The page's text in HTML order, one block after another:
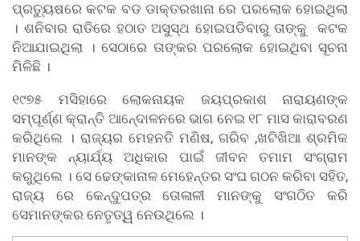
ପ୍ରତ୍ୟୁଷରେ କଟକ ବଡ ଡାକ୍ତରଖାନା ରେ ପରଲୋକ ହୋଇଥିଲା
। ଶନିବାର ରାତିରେ ହଠାତ ଅସୁସ୍ଥ ହୋଇପଡିବାରୁ ତାଙ୍କୁ କଟକ
ନିଆଯାଇଥିଲା । ସେଠାରେ ତାଙ୍କର ପରଲୋକ ହୋଇଥିବା ସୂଚନା
ମିଳିଛି ।
୧୯୭୫ ମସିହାରେ ଲୋକନାୟକ ଜୟପ୍ରକାଶ ନାରାୟଣଙ୍କ
ସମ୍ପୂର୍ଣ୍ଣ କ୍ରାନ୍ତି ଆନେ୍ଦାଳନରେ ଭାଗ ନେଇ ୧୮ ମାସ କାରାବରଣ
କରିଥିଲେ । ରାଜ୍ୟର ମେହନତି ମଣିଷ, ଗରିବ ,ଖଟିଖିଆ ଶ୍ରମିକ
ମାନଙ୍କ ନ୍ୟାର୍ଯ୍ୟ ଅଧିକାର ପାଇଁ ଜୀବନ ତମାମ ସଂଗ୍ରାମ
କରୁଥିଲେ । ସେ ଢେଙ୍କାନାଳ ମେହେନ୍ତର ସଂଘ ଗଠନ କରିବା ସହିତ,
ରାଜ୍ୟ ରେ କେନ୍ଦୁପତ୍ର ତୋଳାଳୀ ମାନଙ୍କୁ ସଂଗଠିତ କରି
ସେମାନଙ୍କର ନେତୃତ୍ୱ ନେଉଥିଲେ ।